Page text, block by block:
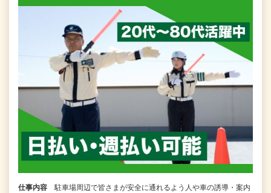
仕事内容
駐車場周辺で皆さまが安全に通れるよう人や車の誘導・案内